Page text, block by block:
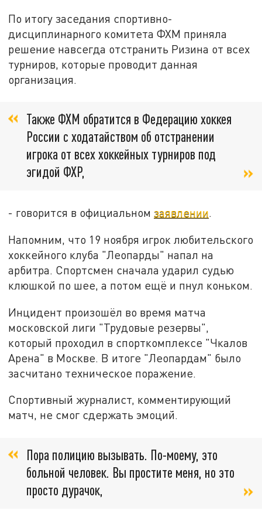
По итогу заседания спортивно-
дисциплинарного комитета ФХМ приняла
решение навсегда отстранить Ризина от всех
турниров, которые проводит данная
организация.
Также ФХМ обратится в Федерацию хоккея
России с ходатайством об отстранении
игрока от всех хоккейных турниров под
эгидой ФХР,
- говорится в официальномзаявлении.
Напомним, что 19 ноября игрок любительского
хоккейного клуба "Леопарды" напал на
арбитра. Спортсмен сначала ударил судью
клюшкой по шее, а потом ещё и пнул коньком.
Инцидент произошёл во время матча
московской лиги "Трудовые резервы",
который проходил в спорткомплексе "Чкалов
Арена" в Москве. В итоге "Леопардам" было
засчитано техническое поражение.
Спортивный журналист, комментирующий
матч, не смог сдержать эмоций.
Пора полицию вызывать. По-моему, это
больной человек. Вы простите меня, но это
просто дурачок,